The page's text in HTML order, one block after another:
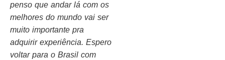
penso que andar lá com os
melhores do mundo vai ser
muito importante pra
adquirir experiência. Espero
voltar para o Brasil com